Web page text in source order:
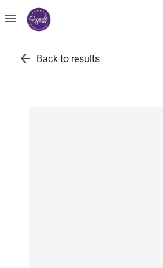
menu
arrow_back Back to results